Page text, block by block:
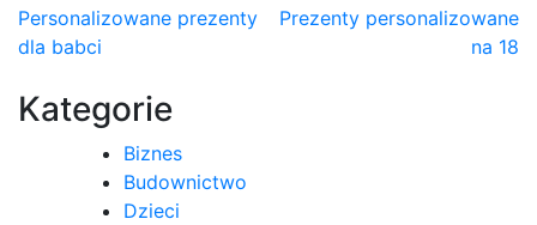
Nawigacja
wpisu
Personalizowane prezenty
dla babci
Prezenty personalizowane
na 18
Kategorie
Biznes
Budownictwo
Dzieci